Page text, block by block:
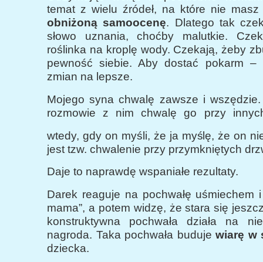
temat z wielu źródeł, na które nie masz
obniżoną samoocenę. Dlatego tak
słowo uznania, choćby malutkie.
roślinka na kroplę wody. Czekają, żeby
pewność siebie. Aby dostać pokarm –
zmian na lepsze.
Mojego syna chwalę zawsze i
rozmowie z nim chwalę go przy
wtedy, gdy on myśli, że ja myślę, że on
jest tzw. chwalenie przy przymkniętych
Daje to naprawdę wspaniałe rezultaty.
Darek reaguje na pochwałę uśmiechem
mama”, a potem widzę, że stara się
konstruktywna pochwała działa na
nagroda. Taka pochwała budujewiarę w
dziecka.